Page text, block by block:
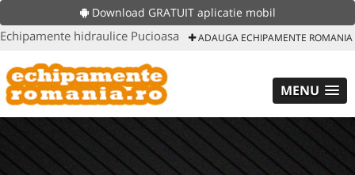
Download GRATUIT aplicatie mobil
Echipamente hidraulice Pucioasa ADAUGA ECHIPAMENTE ROMANIA
MENU